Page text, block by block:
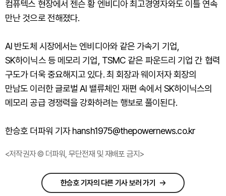
컴퓨텍스 현장에서 젠슨 황 엔비디아 최고경영자와도 이틀 연속
만난 것으로 전해졌다.
AI 반도체 시장에서는 엔비디아와 같은 가속기 기업,
SK하이닉스 등 메모리 기업, TSMC 같은 파운드리 기업 간 협력
구도가 더욱 중요해지고 있다. 최 회장과 웨이저자 회장의
만남도 이러한 글로벌 AI 밸류체인 재편 속에서 SK하이닉스의
메모리 공급 경쟁력을 강화하려는 행보로 풀이된다.
한승호 더파워 기자 hansh1975@thepowernews.co.kr
<저작권자 © 더파워, 무단전재 및 재배포 금지>
한승호 기자의 다른 기사 보러 가기